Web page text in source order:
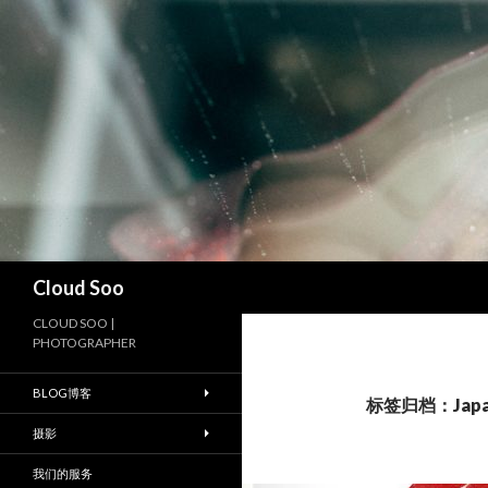
Cloud Soo
标签归档：
CLOUD SOO |
PHOTOGRAPHER
BLOG博客
摄影
我们的服务